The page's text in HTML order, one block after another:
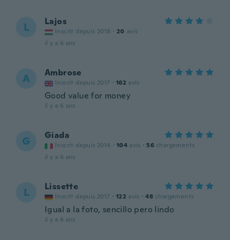
L Lajos
Inscrit depuis 2018 · 20 avis
il y a 6 ans
A Ambrose
Inscrit depuis 2017 · 162 avis
Good value for money
il y a 6 ans
G Giada
Inscrit depuis 2014 · 104 avis · 56 chargements
il y a 6 ans
L Lissette
Inscrit depuis 2017 · 122 avis · 48 chargements
Igual a la foto, sencillo pero lindo
il y a 6 ans